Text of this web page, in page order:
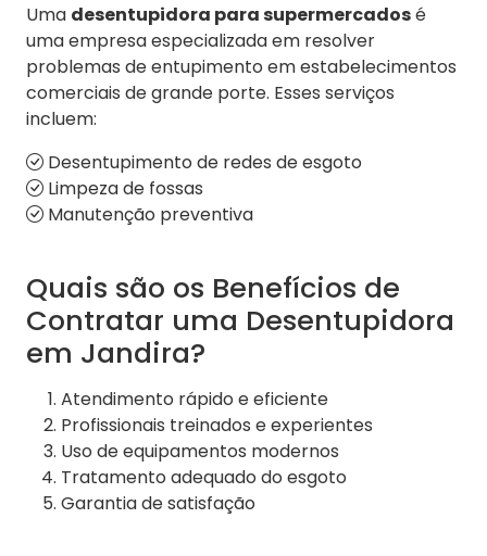
Uma desentupidora para supermercadosé
uma empresa especializada em resolver
problemas de entupimento em estabelecimentos
comerciais de grande porte. Esses serviços
incluem:
Desentupimento de redes de esgoto
Limpeza de fossas
Manutenção preventiva
Quais são os Benefícios de
Contratar uma Desentupidora
em Jandira?
Atendimento rápido e eficiente
Profissionais treinados e experientes
Uso de equipamentos modernos
Tratamento adequado do esgoto
Garantia de satisfação